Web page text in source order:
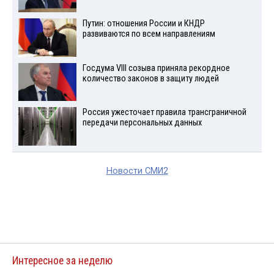
Путин: отношения России и КНДР
развиваются по всем направлениям
Госдума VIII созыва приняла рекордное
количество законов в защиту людей
Россия ужесточает правила трансграничной
передачи персональных данных
Новости СМИ2
Интересное за неделю